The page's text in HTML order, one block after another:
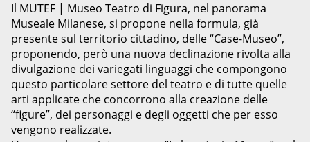
Il MUTEF | Museo Teatro di Figura, nel panorama
Museale Milanese, si propone nella formula, già
presente sul territorio cittadino, delle “Case-Museo”,
proponendo, però una nuova declinazione rivolta alla
divulgazione dei variegati linguaggi che compongono
questo particolare settore del teatro e di tutte quelle
arti applicate che concorrono alla creazione delle
“figure”, dei personaggi e degli oggetti che per esso
vengono realizzate.